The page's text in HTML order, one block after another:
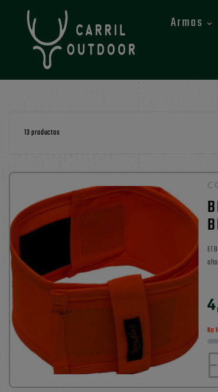
Armas
13 productos
El Brazalete Seguridad Naranja Benisport es un accesorio de
a
No